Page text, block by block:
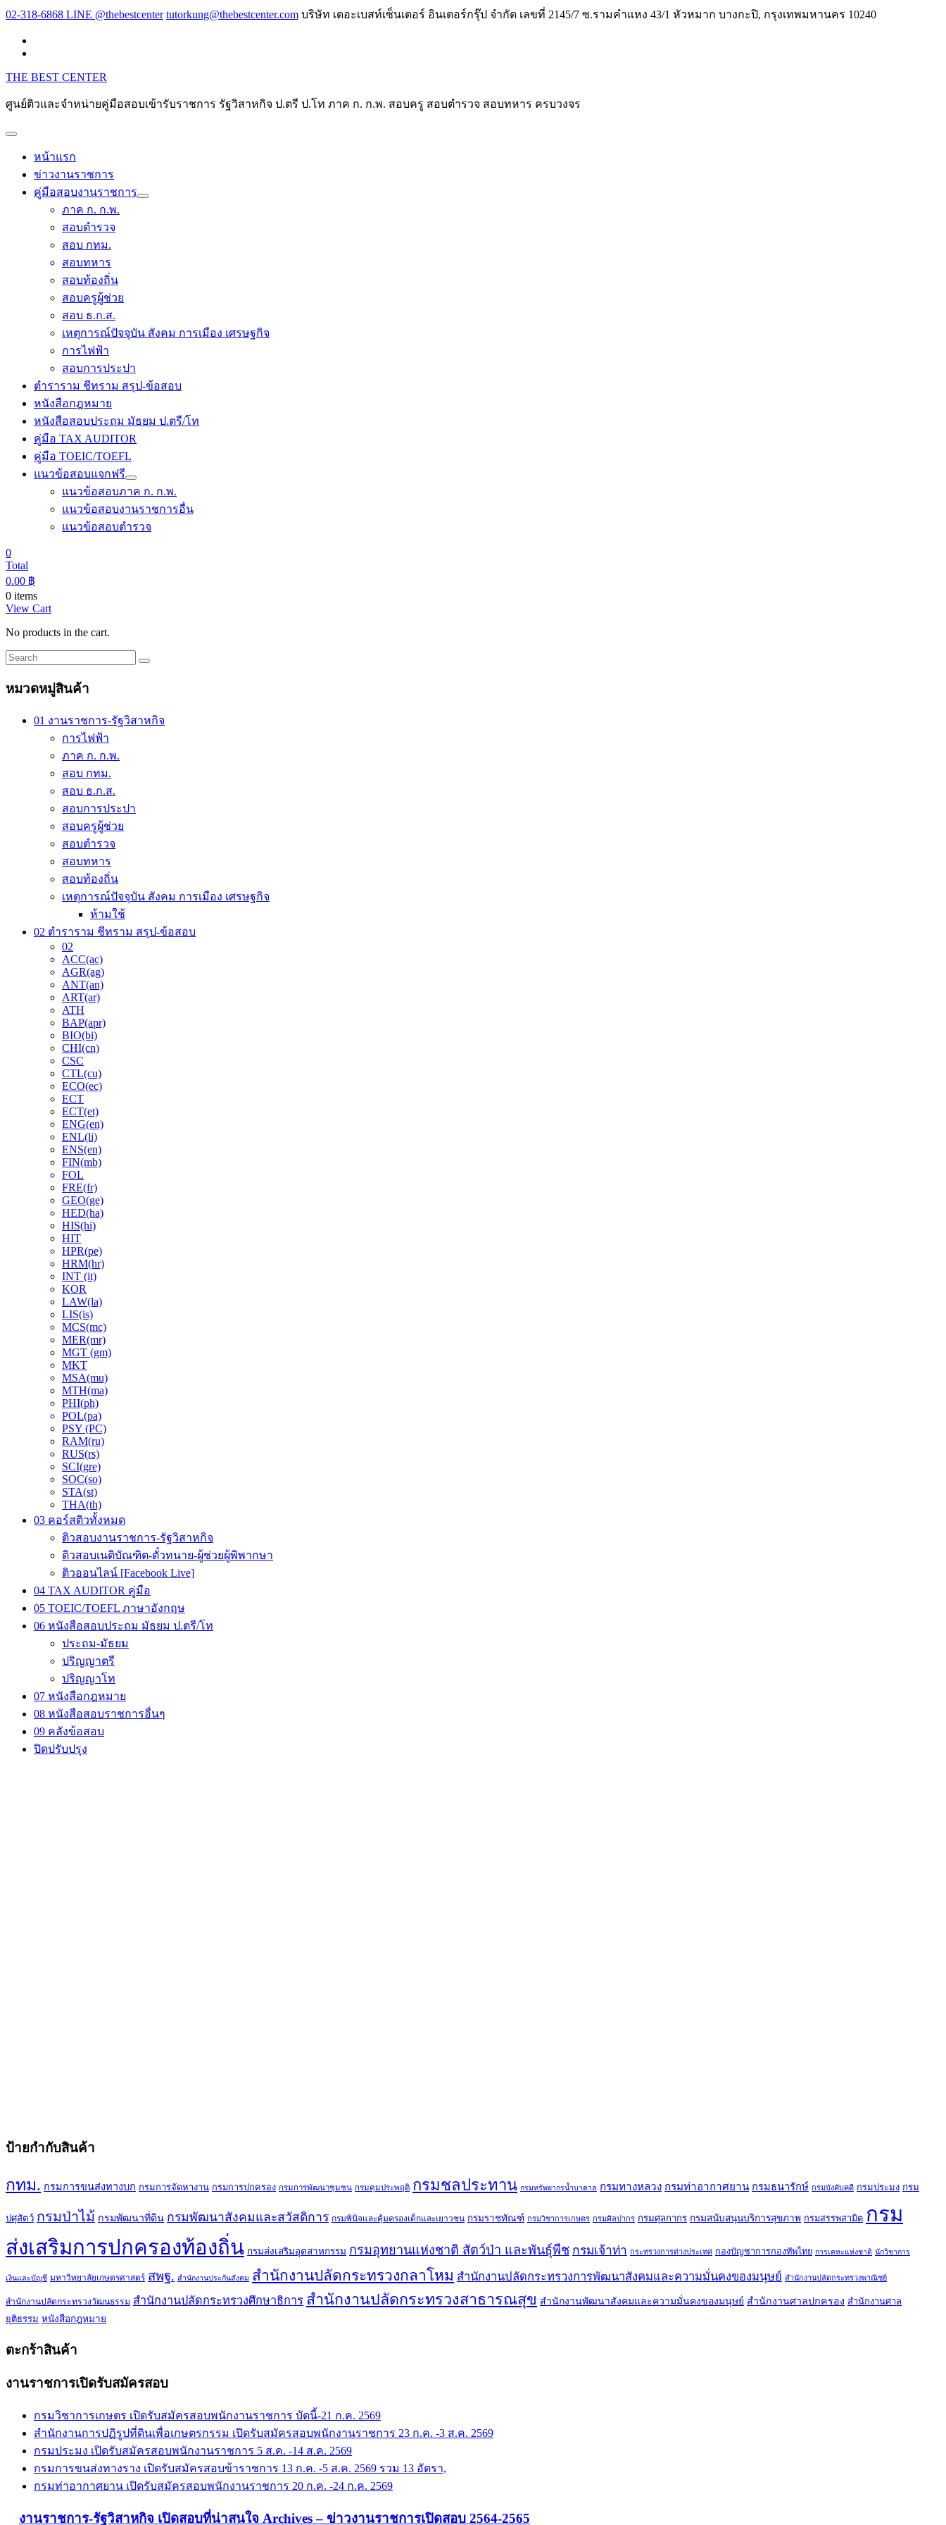
Skip
to
02-318-6868 LINE @thebestcenter tutorkung@thebestcenter.com บริษัท เดอะเบสท์เซ็นเตอร์ อินเตอร์กรุ๊ป จำกัด เลขที่ 2145/7 ซ.รามคำแหง 43/1 หัวหมาก บางกะปิ, กรุงเทพมหานคร 10240
THE BEST CENTER
ศูนย์ติวและจำหน่ายคู่มือสอบเข้ารับราชการ รัฐวิสาหกิจ ป.ตรี ป.โท ภาค ก. ก.พ. สอบครู สอบตำรวจ สอบทหาร ครบวงจร
หน้าแรก
ข่าวงานราชการ
คู่มือสอบงานราชการ
ภาค ก. ก.พ.
สอบตำรวจ
สอบ กทม.
สอบทหาร
สอบท้องถิ่น
สอบครูผู้ช่วย
สอบ ธ.ก.ส.
เหตุการณ์ปัจจุบัน สังคม การเมือง เศรษฐกิจ
การไฟฟ้า
สอบการประปา
ตำราราม ชีทราม สรุป-ข้อสอบ
หนังสือกฎหมาย
หนังสือสอบประถม มัธยม ป.ตรี/โท
คู่มือ TAX AUDITOR
คู่มือ TOEIC/TOEFL
แนวข้อสอบแจกฟรี
แนวข้อสอบภาค ก. ก.พ.
แนวข้อสอบงานราชการอื่น
แนวข้อสอบตำรวจ
0
Total
0.00 ฿
0 items
View Cart
No products in the cart.
หมวดหมู่สินค้า
01 งานราชการ-รัฐวิสาหกิจ
การไฟฟ้า
ภาค ก. ก.พ.
สอบ กทม.
สอบ ธ.ก.ส.
สอบการประปา
สอบครูผู้ช่วย
สอบตำรวจ
สอบทหาร
สอบท้องถิ่น
เหตุการณ์ปัจจุบัน สังคม การเมือง เศรษฐกิจ
ห้ามใช้
02 ตำราราม ชีทราม สรุป-ข้อสอบ
02
ACC(ac)
AGR(ag)
ANT(an)
ART(ar)
ATH
BAP(apr)
BIO(bi)
CHI(cn)
CSC
CTL(cu)
ECO(ec)
ECT
ECT(et)
ENG(en)
ENL(li)
ENS(en)
FIN(mb)
FOL
FRE(fr)
GEO(ge)
HED(ha)
HIS(hi)
HIT
HPR(pe)
HRM(hr)
INT (it)
KOR
LAW(la)
LIS(is)
MCS(mc)
MER(mr)
MGT (gm)
MKT
MSA(mu)
MTH(ma)
PHI(ph)
POL(pa)
PSY (PC)
RAM(ru)
RUS(rs)
SCI(gre)
SOC(so)
STA(st)
THA(th)
03 คอร์สติวทั้งหมด
ติวสอบงานราชการ-รัฐวิสาหกิจ
ติวสอบเนติบัณฑิต-ตั๋วทนาย-ผู้ช่วยผู้พิพากษา
ติวออนไลน์ [Facebook Live]
04 TAX AUDITOR คู่มือ
05 TOEIC/TOEFL ภาษาอังกฤษ
06 หนังสือสอบประถม มัธยม ป.ตรี/โท
ประถม-มัธยม
ปริญญาตรี
ปริญญาโท
07 หนังสือกฎหมาย
08 หนังสือสอบราชการอื่นๆ
09 คลังข้อสอบ
ปิดปรับปรุง
ป้ายกำกับสินค้า
กทม. กรมการขนส่งทางบก กรมการจัดหางาน กรมการปกครอง กรมการพัฒนาชุมชน กรมคุมประพฤติ กรมชลประทาน กรมทรัพยากรน้ำบาดาล กรมทางหลวง กรมท่าอากาศยาน กรมธนารักษ์ กรมบังคับคดี กรมประมง กรม
ปศุสัตว์ กรมป่าไม้ กรมพัฒนาที่ดิน กรมพัฒนาสังคมและสวัสดิการ กรมพินิจและคุ้มครองเด็กและเยาวชน กรมราชทัณฑ์ กรมวิชาการเกษตร กรมศิลปากร กรมศุลกากร กรมสนับสนุนบริการสุขภาพ กรมสรรพสามิต กรม
ส่งเสริมการปกครองท้องถิ่น กรมส่งเสริมอุตสาหกรรม กรมอุทยานแห่งชาติ สัตว์ป่า และพันธุ์พืช กรมเจ้าท่า กระทรวงการต่างประเทศ กองบัญชาการกองทัพไทย การเคหะแห่งชาติ นักวิชาการ
เงินและบัญชี มหาวิทยาลัยเกษตรศาสตร์ สพฐ. สำนักงานประกันสังคม สำนักงานปลัดกระทรวงกลาโหม สำนักงานปลัดกระทรวงการพัฒนาสังคมและความมั่นคงของมนุษย์ สำนักงานปลัดกระทรวงพาณิชย์
สำนักงานปลัดกระทรวงวัฒนธรรม สำนักงานปลัดกระทรวงศึกษาธิการ สำนักงานปลัดกระทรวงสาธารณสุข สำนักงานพัฒนาสังคมและความมั่นคงของมนุษย์ สำนักงานศาลปกครอง สำนักงานศาล
ยุติธรรม หนังสือกฎหมาย
ตะกร้าสินค้า
งานราชการเปิดรับสมัครสอบ
กรมวิชาการเกษตร เปิดรับสมัครสอบพนักงานราชการ บัดนี้-21 ก.ค. 2569
สำนักงานการปฏิรูปที่ดินเพื่อเกษตรกรรม เปิดรับสมัครสอบพนักงานราชการ 23 ก.ค. -3 ส.ค. 2569
กรมประมง เปิดรับสมัครสอบพนักงานราชการ 5 ส.ค. -14 ส.ค. 2569
กรมการขนส่งทางราง เปิดรับสมัครสอบข้าราชการ 13 ก.ค. -5 ส.ค. 2569 รวม 13 อัตรา,
กรมท่าอากาศยาน เปิดรับสมัครสอบพนักงานราชการ 20 ก.ค. -24 ก.ค. 2569
งานราชการ-รัฐวิสาหกิจ เปิดสอบที่น่าสนใจ Archives – ข่าวงานราชการเปิดสอบ 2564-2565